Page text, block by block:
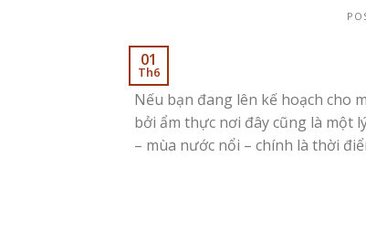
01
Th6
Nếu bạn đang lên kế hoạch cho
bởi ẩm thực nơi đây cũng là một
– mùa nước nổi – chính là thời